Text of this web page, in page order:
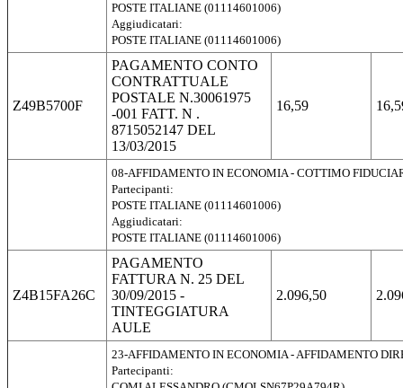
POSTE ITALIANE (01114601006)
Aggiudicatari:
POSTE ITALIANE (01114601006)
Z49B5700F
PAGAMENTO CONTO
CONTRATTUALE
POSTALE N.30061975
-001 FATT. N .
8715052147 DEL
13/03/2015
16,59
08-AFFIDAMENTO IN ECONOMIA - COTTIMO
Partecipanti:
POSTE ITALIANE (01114601006)
Aggiudicatari:
POSTE ITALIANE (01114601006)
Z4B15FA26C
PAGAMENTO
FATTURA N. 25 DEL
30/09/2015 -
TINTEGGIATURA
AULE
2.096,50
23-AFFIDAMENTO IN ECONOMIA - AFFIDAMENTO
Partecipanti: